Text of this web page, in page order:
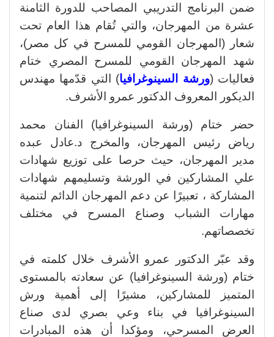
ضمن البرنامج التدريبي المصاحب للدورة الثامنة
عشرة من المهرجان، والتي تُقام هذا العام تحت
شعار (المهرجان القومي للمسرح في كل مصر)،
شهد المهرجان القومي للمسرح المصري ختام
فعاليات (ورشة السينوغرافيا) التي قدّمها مهندس
الديكور المعروف الدكتور عمرو الأشرف.
حضر ختام (ورشة السينوغرافيا) الفنان محمد
رياض رئيس المهرجان، والمخرج د.عادل عبده
مدير المهرجان، حيث حرصا على توزيع شهادات
علي المشاركين في الورشة وتسليمهم شهادات
المشاركة ، تعبيرًا عن دعم المهرجان الدائم لتنمية
مهارات الشباب وصناع المسرح في مختلف
تخصصاتهم.
وقد عبّر الدكتور عمرو الأشرف خلال كلمته في
ختام (ورشة السينوغرافيا) عن سعادته بالمستوى
المتميز للمشاركين، مشيرًا إلى أهمية ورش
السينوغرافيا في بناء وعي بصري لدى صناع
العرض المسرحي، ومؤكدا أن هذه المبادرات